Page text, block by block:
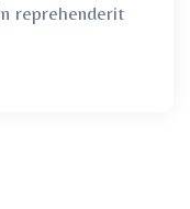
reprehenderit